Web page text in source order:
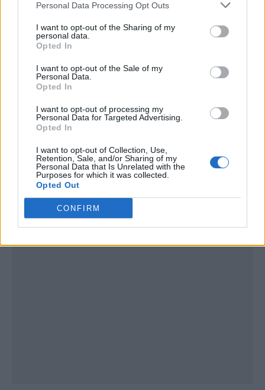
Personal Data Processing Opt Outs
I want to opt-out of the Sharing of my
personal data.
Opted In
I want to opt-out of the Sale of my
Personal Data.
Opted In
I want to opt-out of processing my
Personal Data for Targeted Advertising.
Opted In
I want to opt-out of Collection, Use,
Retention, Sale, and/or Sharing of my
Personal Data that Is Unrelated with the
Purposes for which it was collected.
Opted Out
CONFIRM